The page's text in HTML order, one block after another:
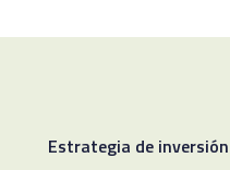
Estrategia de inversión